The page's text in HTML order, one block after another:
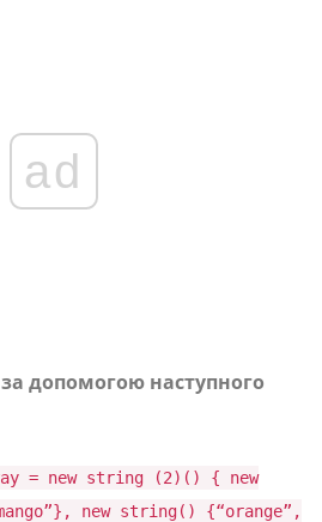
ad
допомогою наступного
= new string (2)() { new
new string() {“orange”,